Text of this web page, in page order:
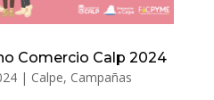
Comercio Calp 2024
| Calpe, Campañas